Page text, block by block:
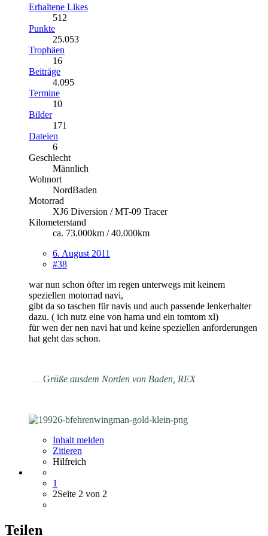
Erhaltene Likes
512
Punkte
25.053
Trophäen
16
Beiträge
4.095
Termine
10
Bilder
171
Dateien
6
Geschlecht
Männlich
Wohnort
NordBaden
Motorrad
XJ6 Diversion / MT-09 Tracer
Kilometerstand
ca. 73.000km / 40.000km
6. August 2011
#38
war nun schon öfter im regen unterwegs mit keinem
speziellen motorrad navi,
gibt da so taschen für navis und auch passende lenkerhalter
dazu. ( ich nutz eine von hama und ein tomtom xl)
für wen der nen navi hat und keine speziellen anforderungen
hat geht das schon.
Grüße ausdem Norden von Baden, REX
Inhalt melden
Zitieren
Hilfreich
1
2Seite 2 von 2
Teilen